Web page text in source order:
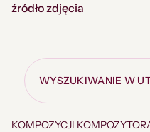
źródło zdjęcia
WYSZUKIWANIE W
KOMPOZYCJI